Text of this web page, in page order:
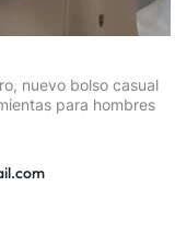
nuevo bolso casual
para hombres
[cierre aleatorio